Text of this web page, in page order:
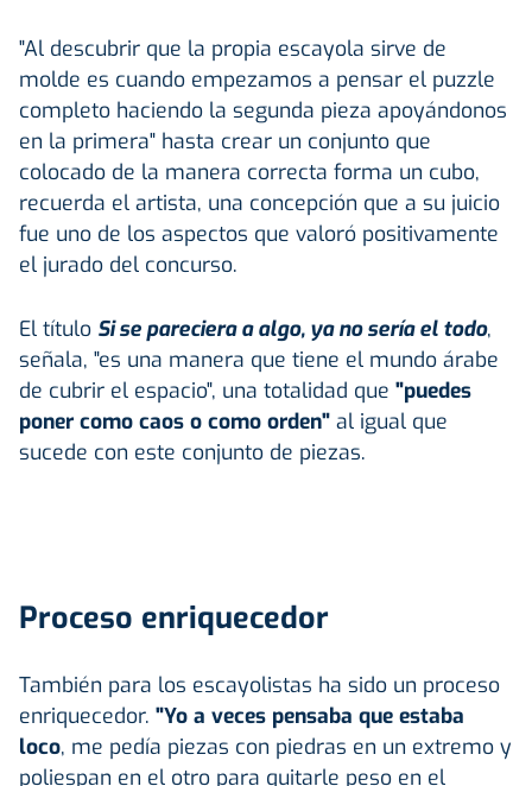
"Al descubrir que la propia escayola sirve de
molde es cuando empezamos a pensar el puzzle
completo haciendo la segunda pieza apoyándonos
en la primera" hasta crear un conjunto que
colocado de la manera correcta forma un cubo,
recuerda el artista, una concepción que a su juicio
fue uno de los aspectos que valoró positivamente
el jurado del concurso.
El título Si se pareciera a algo, ya no sería el todo,
señala, "es una manera que tiene el mundo árabe
de cubrir el espacio", una totalidad que "puedes
poner como caos o como orden" al igual que
sucede con este conjunto de piezas.
Proceso enriquecedor
También para los escayolistas ha sido un proceso
enriquecedor. "Yo a veces pensaba que estaba
loco, me pedía piezas con piedras en un extremo y
poliespan en el otro para quitarle peso en el